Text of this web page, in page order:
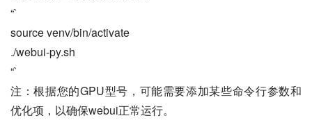
“`
source venv/bin/activate
./webui-py.sh
“`
注：根据您的GPU型号，可能需要添加某些命令行参数和
优化项，以确保webui正常运行。